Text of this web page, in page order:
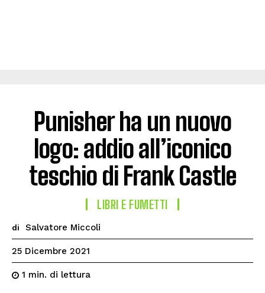
Punisher ha un nuovo
logo: addio all’iconico
teschio di Frank Castle
LIBRI E FUMETTI
di Salvatore Miccoli
25 Dicembre 2021
1 min. di lettura